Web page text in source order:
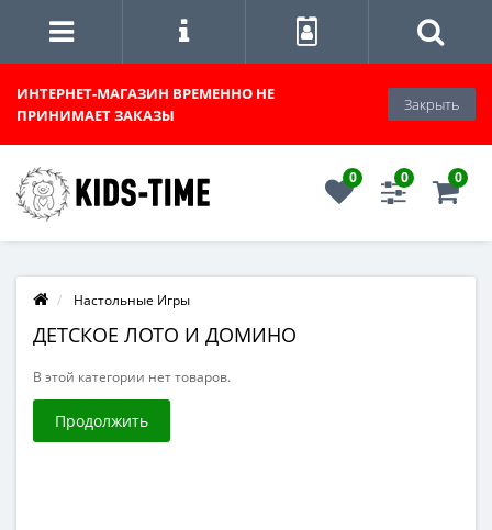
ИНТЕРНЕТ-МАГАЗИН ВРЕМЕННО НЕ
ПРИНИМАЕТ ЗАКАЗЫ
Закрыть
0 0 0
Настольные Игры
ДЕТСКОЕ ЛОТО И ДОМИНО
В этой категории нет товаров.
Продолжить